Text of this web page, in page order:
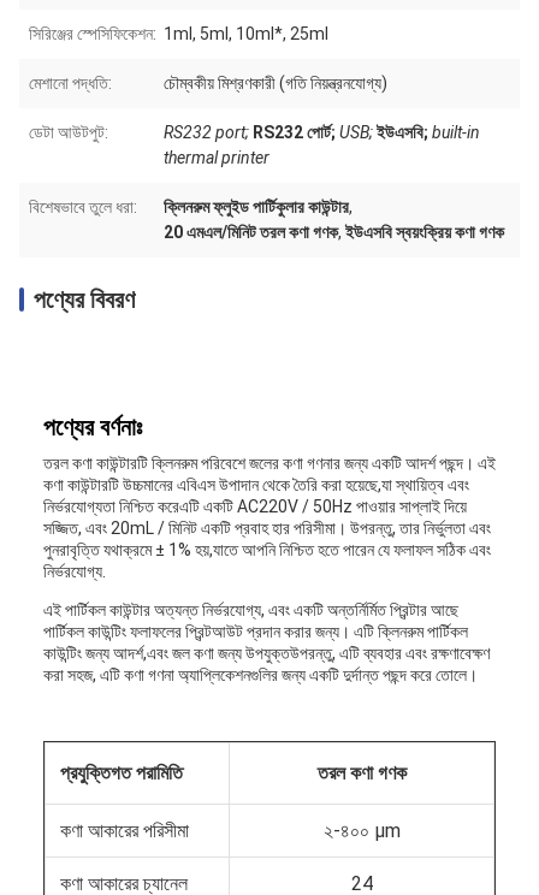
সিরিঞ্জের স্পেসিফিকেশন: 1ml, 5ml, 10ml*, 25ml
মেশানো পদ্ধতি: চৌম্বকীয় মিশ্রণকারী (গতি নিয়ন্ত্রনযোগ্য)
ডেটা আউটপুট: RS232 port; RS232 পোর্ট; USB;ইউএসবি; built-in
thermal printer
বিশেষভাবে তুলে ধরা: ক্লিনরুম ফ্লুইড পার্টিকুলার কাউন্টার,
20 এমএল/মিনিট তরল কণা গণক,ইউএসবি স্বয়ংক্রিয় কণা গণক
পণ্যের বিবরণ
পণ্যের বর্ণনাঃ
তরল কণা কাউন্টারটি ক্লিনরুম পরিবেশে জলের কণা গণনার জন্য একটি আদর্শ পছন্দ। এই
কণা কাউন্টারটি উচ্চমানের এবিএস উপাদান থেকে তৈরি করা হয়েছে,যা স্থায়িত্ব এবং
নির্ভরযোগ্যতা নিশ্চিত করেএটি একটি AC220V / 50Hz পাওয়ার সাপ্লাই দিয়ে
সজ্জিত, এবং 20mL / মিনিট একটি প্রবাহ হার পরিসীমা। উপরন্তু, তার নির্ভুলতা এবং
পুনরাবৃত্তি যথাক্রমে ± 1% হয়,যাতে আপনি নিশ্চিত হতে পারেন যে ফলাফল সঠিক এবং
নির্ভরযোগ্য.
এই পার্টিকল কাউন্টার অত্যন্ত নির্ভরযোগ্য, এবং একটি অন্তর্নির্মিত প্রিন্টার আছে
পার্টিকল কাউন্টিং ফলাফলের প্রিন্টআউট প্রদান করার জন্য। এটি ক্লিনরুম পার্টিকল
কাউন্টিং জন্য আদর্শ,এবং জল কণা জন্য উপযুক্তউপরন্তু, এটি ব্যবহার এবং রক্ষণাবেক্ষণ
করা সহজ, এটি কণা গণনা অ্যাপ্লিকেশনগুলির জন্য একটি দুর্দান্ত পছন্দ করে তোলে।
প্রযুক্তিগত পরামিতি তরল কণা গণক
কণা আকারের পরিসীমা ২-৪০০ μm
কণা আকারের চ্যানেল 24